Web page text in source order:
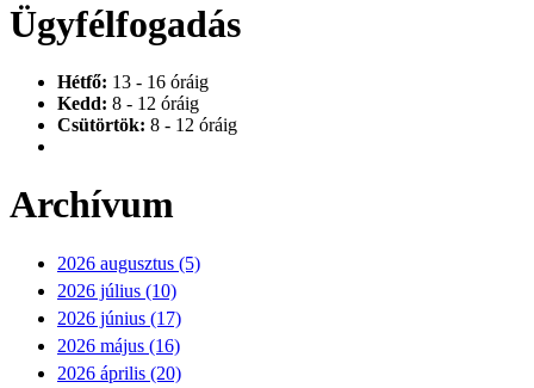
Ügyfélfogadás
Hétfő: 13 - 16 óráig
Kedd: 8 - 12 óráig
Csütörtök: 8 - 12 óráig
Archívum
2026 augusztus (5)
2026 július (10)
2026 június (17)
2026 május (16)
2026 április (20)